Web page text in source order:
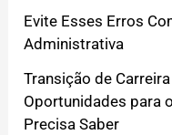
Evite Esses Erros
Administrativa
Transição de
Oportunidades para
Precisa Saber